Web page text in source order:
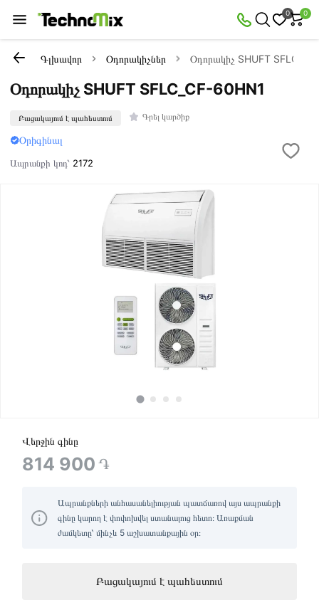
0 0
Գլխավոր Օդորակիչներ Օդորակիչ SHUFT
Օդորակիչ SHUFT SFLC_CF-60HN1
Բացակայում է պահեստում Գրել կարծիք
Օրիգինալ
Ապրանքի կոդ՝ 2172
Վերջին գինը
814 900 ֏
Ապրանքների անհասանելիության պատճառով այս ապրանքի
գինը կարող է փոփոխվել ստանալուց հետո։ Առաքման
ժամկետը՝ մինչև 5 աշխատանքային օր։
Բացակայում է պահեստում